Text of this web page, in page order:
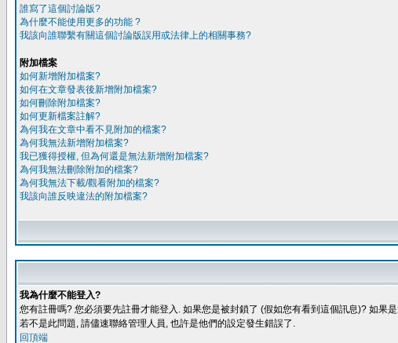
誰寫了這個討論版?
為什麼不能使用更多的功能 ?
我該向誰聯繫有關這個討論版誤用或法律上的相關事務?
附加檔案
如何新增附加檔案?
如何在文章發表後新增附加檔案?
如何刪除附加檔案?
如何更新檔案註解?
為何我在文章中看不見附加的檔案?
為何我無法新增附加檔案?
我已獲得授權, 但為何還是無法新增附加檔案?
為何我無法刪除附加的檔案?
為何我無法下載/觀看附加的檔案?
我該向誰反映違法的附加檔案?
我為什麼不能登入?
您有註冊嗎? 您必須要先註冊才能登入. 如果您是被封鎖了 (假如您有看到這個訊息)? 如果
若不是此問題, 請儘速聯絡管理人員, 也許是他們的設定發生錯誤了.
回頂端